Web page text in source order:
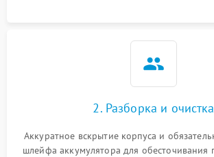
2000 ₽
Проблемы Wi‑Fi или
2500 ₽
2. Разборка и очистка
Аккуратное вскрытие корпуса и
шлейфа аккумулятора для обесточивания